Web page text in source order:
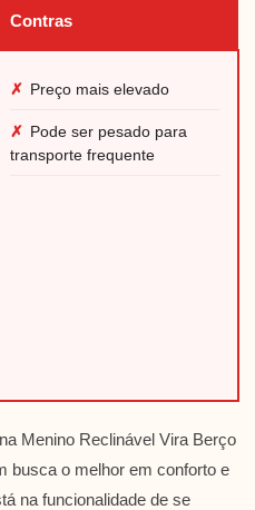
Contras
✗ Preço mais elevado
✗ Pode ser pesado para
transporte frequente
Menino Reclinável Vira Berço
busca o melhor em conforto e
na funcionalidade de se